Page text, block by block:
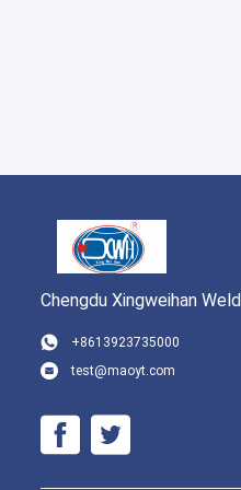
Chengdu Xingweihan
+8613923735000
test@maoyt.com